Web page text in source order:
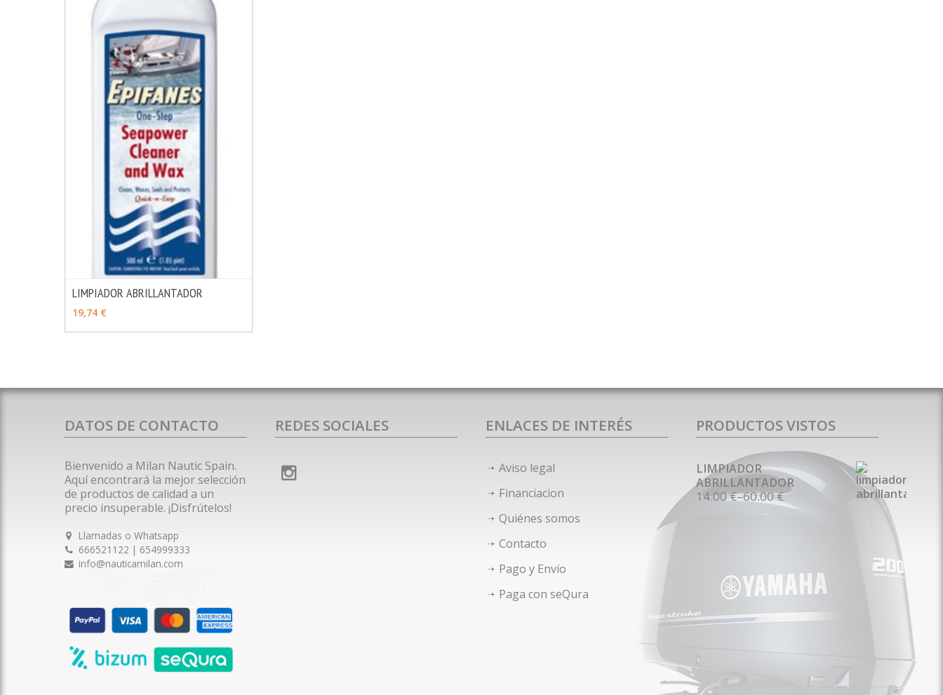
LIMPIADOR ABRILLANTADOR
19,74 €
DATOS DE CONTACTO
Bienvenido a Milan Nautic Spain.
Aquí encontrará la mejor selección
de productos de calidad a un
precio insuperable. ¡Disfrútelos!
Llamadas o Whatsapp
666521122 | 654999333
info@nauticamilan.com
REDES SOCIALES ENLACES DE INTERÉS
Aviso legal
Financiacion
Quiénes somos
Contacto
Pago y Envío
Paga con seQura
PRODUCTOS VISTOS
LIMPIADOR
ABRILLANTADOR
14.00 €–60.00 €